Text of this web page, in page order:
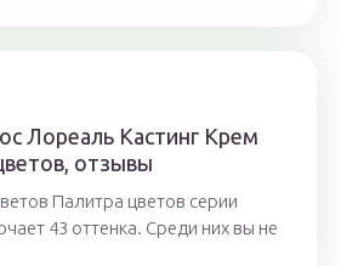
Лореаль Кастинг Крем
отзывы
Палитра цветов серии
43 оттенка. Среди них вы не